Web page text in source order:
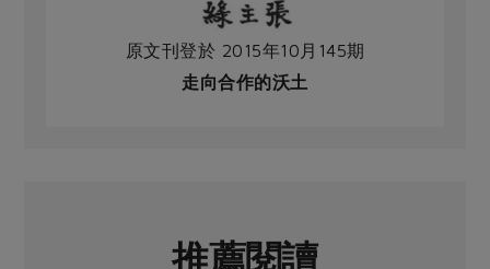
原文刊登於 2015年10月145期
走向合作的沃土
推薦閱讀